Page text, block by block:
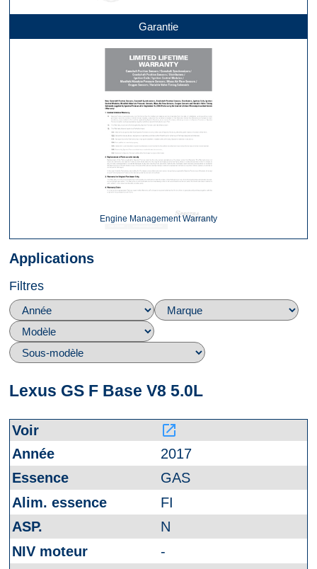
Garantie
Engine Management Warranty
Applications
Filtres
Lexus GS F Base V8 5.0L
launch
2017
GAS
FI
N
-